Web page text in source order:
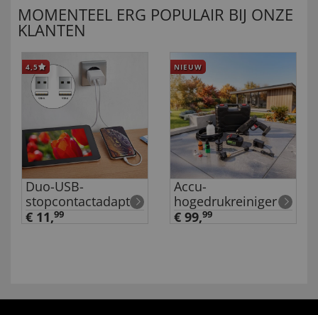
MOMENTEEL ERG POPULAIR BIJ ONZE
KLANTEN
4,5
Duo-USB-
stopcontactadapter
€ 11,99
NIEUW
Accu-
hogedrukreiniger
€ 99,99